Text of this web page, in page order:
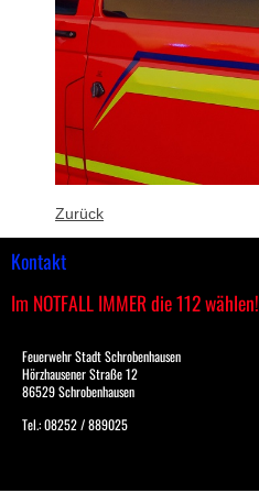
Zurück
Kontakt
Im NOTFALL IMMER die 112 wählen!
Feuerwehr Stadt Schrobenhausen
Hörzhausener Straße 12
86529 Schrobenhausen
Tel.: 08252 / 889025